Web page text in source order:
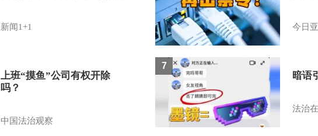
新闻1+1
上班“摸鱼”公司有权开除
吗？
中国法治观察
今日
暗语
法治
7